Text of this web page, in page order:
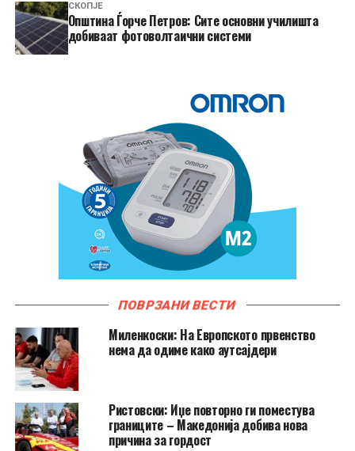
СКОПЈЕ
Општина Ѓорче Петров: Сите основни училишта
добиваат фотоволтаични системи
ПОВРЗАНИ ВЕСТИ
Миленкоски: На Европското првенство
нема да одиме како аутсајдери
Ристовски: Иџе повторно ги поместува
границите – Македонија добива нова
причина за гордост